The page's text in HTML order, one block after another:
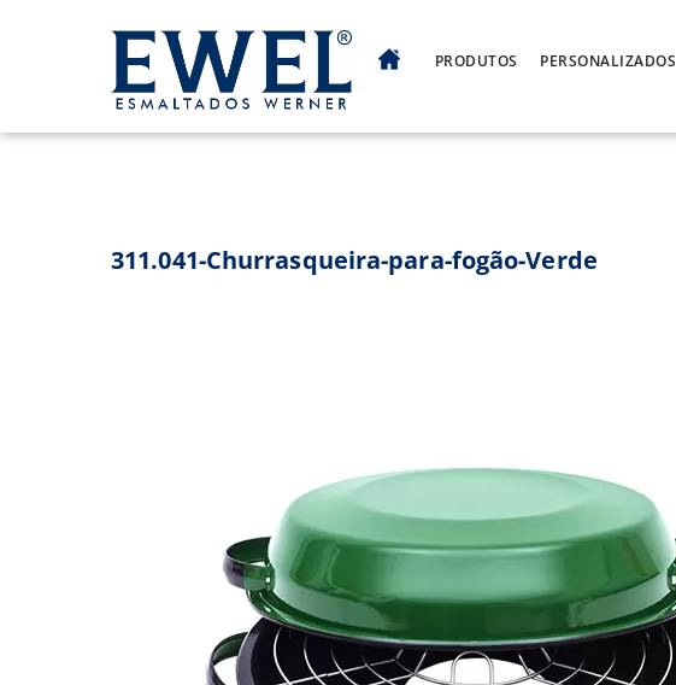
PRODUTOS PERSONALIZADOS
311.041-Churrasqueira-para-fogão-Verde